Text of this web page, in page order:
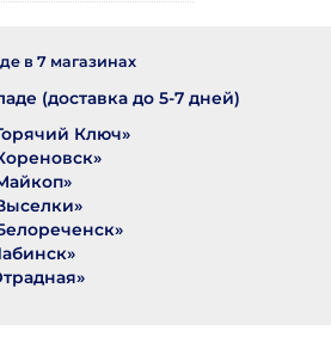
в 7 магазинах
(доставка до 5-7 дней)
Ключ»